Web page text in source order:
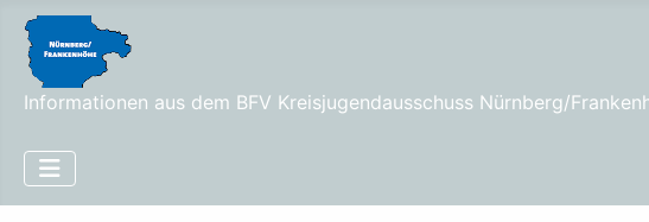
Informationen aus dem BFV Kreisjugendausschuss Nürnberg/